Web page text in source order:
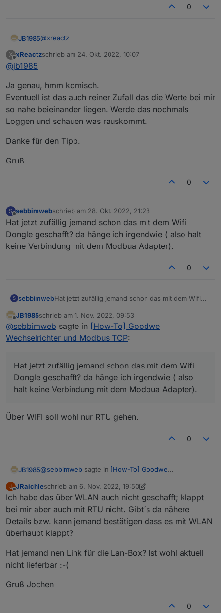
0
JB1985@xreactz
Bei mir passen die Werte nicht. Siehe Screenshot.
Geräte die im Backup (USV) angeschlossen sind.
X
Offline
xReactzschrieb am 24. Okt. 2022, 10:07
zuletzt editiert von
@jb1985
Ja genau, hmm komisch.
Eventuell ist das auch reiner Zufall das die Werte bei mir
so nahe beieinander liegen. Werde das nochmals
Loggen und schauen was rauskommt.
Danke für den Tipp.
Gruß
0
S
Offline
sebbimwebschrieb am 28. Okt. 2022, 21:23
zuletzt editiert von
Hat jetzt zufällig jemand schon das mit dem Wifi
Dongle geschafft? da hänge ich irgendwie ( also halt
keine Verbindung mit dem Modbua Adapter).
0
S sebbimwebHat jetzt zufällig jemand schon das mit dem Wifi
halt keine Verbindung mit dem Modbua Adapter).
Offline
JB1985schrieb am 1. Nov. 2022, 09:53
zuletzt editiert von
@sebbimweb sagte in [How-To] Goodwe
Wechselrichter und Modbus TCP:
Hat jetzt zufällig jemand schon das mit dem Wifi
Dongle geschafft? da hänge ich irgendwie ( also
halt keine Verbindung mit dem Modbua Adapter).
Über WIFI soll wohl nur RTU gehen.
0
JB1985@sebbimweb sagte in [How-To] Goodwe
Hat jetzt zufällig jemand schon das mit dem Wifi
Dongle geschafft? da hänge ich irgendwie ( also
Über WIFI soll wohl nur RTU gehen.
J
Offline
JRaichleschrieb am 6. Nov. 2022, 19:50
zuletzt editiert von JRaichle11. Juni 2022, 20:51
Ich habe das über WLAN auch nicht geschafft; klappt
bei mir aber auch mit RTU nicht. Gibt´s da nähere
Details bzw. kann jemand bestätigen dass es mit WLAN
überhaupt klappt?
Hat jemand nen Link für die Lan-Box? Ist wohl aktuell
nicht lieferbar :-(
Gruß Jochen
0